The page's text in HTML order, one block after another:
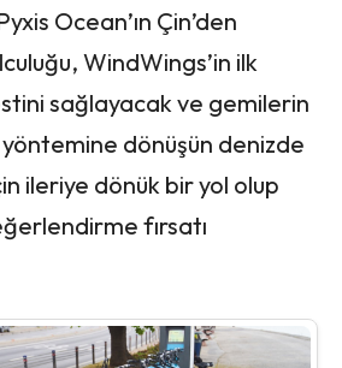
Ocean’ın Çin’den
WindWings’in ilk
sağlayacak ve gemilerin
dönüşün denizde
ileriye dönük bir yol olup
fırsatı